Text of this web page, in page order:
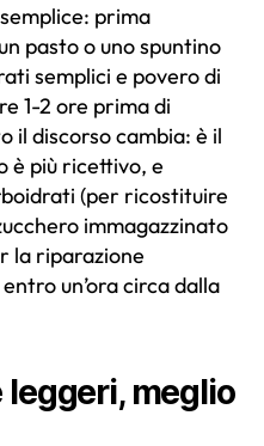
prima
pasto o uno spuntino
semplici e povero di
1-2 ore prima di
il discorso cambia: è il
è più ricettivo, e
(per ricostituire
immagazzinato
la riparazione
un’ora circa dalla
meglio